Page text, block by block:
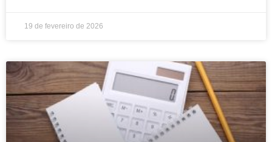
19 de fevereiro de 2026